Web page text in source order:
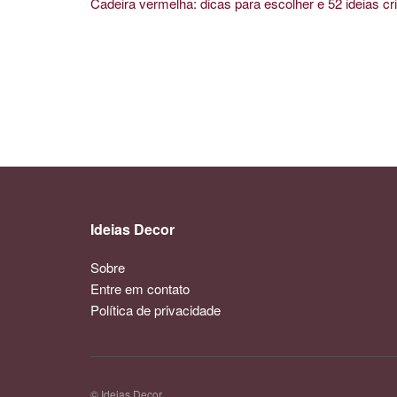
Ideias Decor
Sobre
Entre em contato
Política de privacidade
© Ideias Decor